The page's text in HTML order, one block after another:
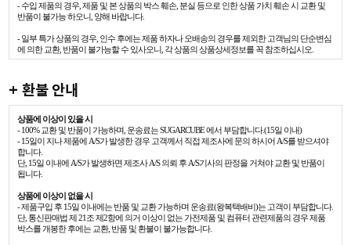
- 수입 제품의 경우, 제품 및 본 상품의 박스 훼손, 분실 등으로 인한 상품 가치 훼손 시 교환 및
반품이 불가능 하오니, 양해 바랍니다.
- 일부 특가 상품의 경우, 인수 후에는 제품 하자나 오배송의 경우를 제외한 고객님의 단순변심
에 의한 교환, 반품이 불가능할 수 있사오니, 각 상품의 상품상세정보를 꼭 참조하십시오.
+ 환불 안내
상품에 이상이 있을 시
- 100% 교환 및 반품이 가능하며, 운송료는 SUGARCUBE 에서 부담합니다.(15일 이내)
- 15일이 지나 제품에 A/S가 발생한 경우 고객께서 직접 제조사에 문의 하시어 A/S를 받으셔야
합니다.
단, 15일 이내에 A/S가 발생하면 제조사 A/S 의뢰 후 A/S기사의 판정을 거쳐야 교환 및 반품이
됩니다.
상품에 이상이 없을 시
- 제품구입 후 15일 이내에는 반품 및 교환 가능하며 운송료(왕복택배비)는 고객이 부담합니다.
단, 통신판매법 제 21조 제2항에 의거 이상이 없는 가전제품 및 컴퓨터 관련제품의 경우 제품
박스를 개봉한 후에는 교환, 반품 및 환불이 불가능합니다.